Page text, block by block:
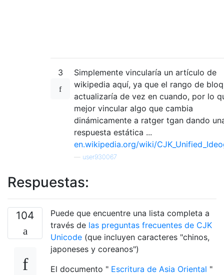
3
Simplemente vincularía un artículo de
wikipedia aquí, ya que el rango de
actualizaría de vez en cuando, por lo
mejor vincular algo que cambia
dinámicamente a ratger tgan dando
respuesta estática ...
en.wikipedia.org/wiki/
user930067
Respuestas:
104
Puede que encuentre una lista completa a
través de las preguntas frecuentes de CJK
Unicode (que incluyen caracteres "chinos,
japoneses y coreanos")
El documento " Escritura de Asia Oriental "